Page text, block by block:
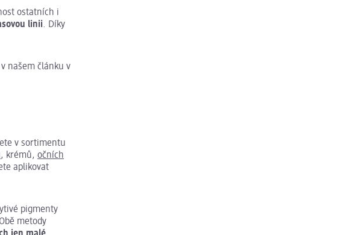
ostatních i
linii. Díky
našem článku v
v sortimentu
, krémů, očních
aplikovat
pigmenty
metody